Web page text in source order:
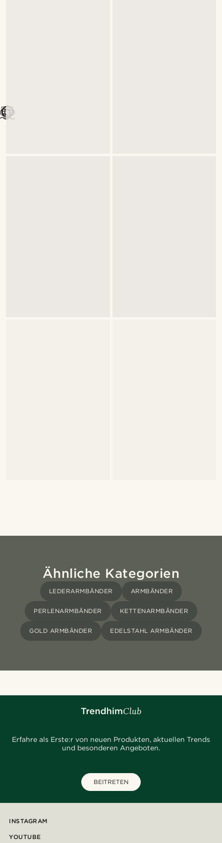
Ähnliche Kategorien
LEDERARMBÄNDER ARMBÄNDER
PERLENARMBÄNDER KETTENARMBÄNDER
GOLD ARMBÄNDER EDELSTAHL ARMBÄNDER
Erfahre als Erste:r von neuen Produkten, aktuellen Trends
und besonderen Angeboten.
BEITRETEN
INSTAGRAM
YOUTUBE